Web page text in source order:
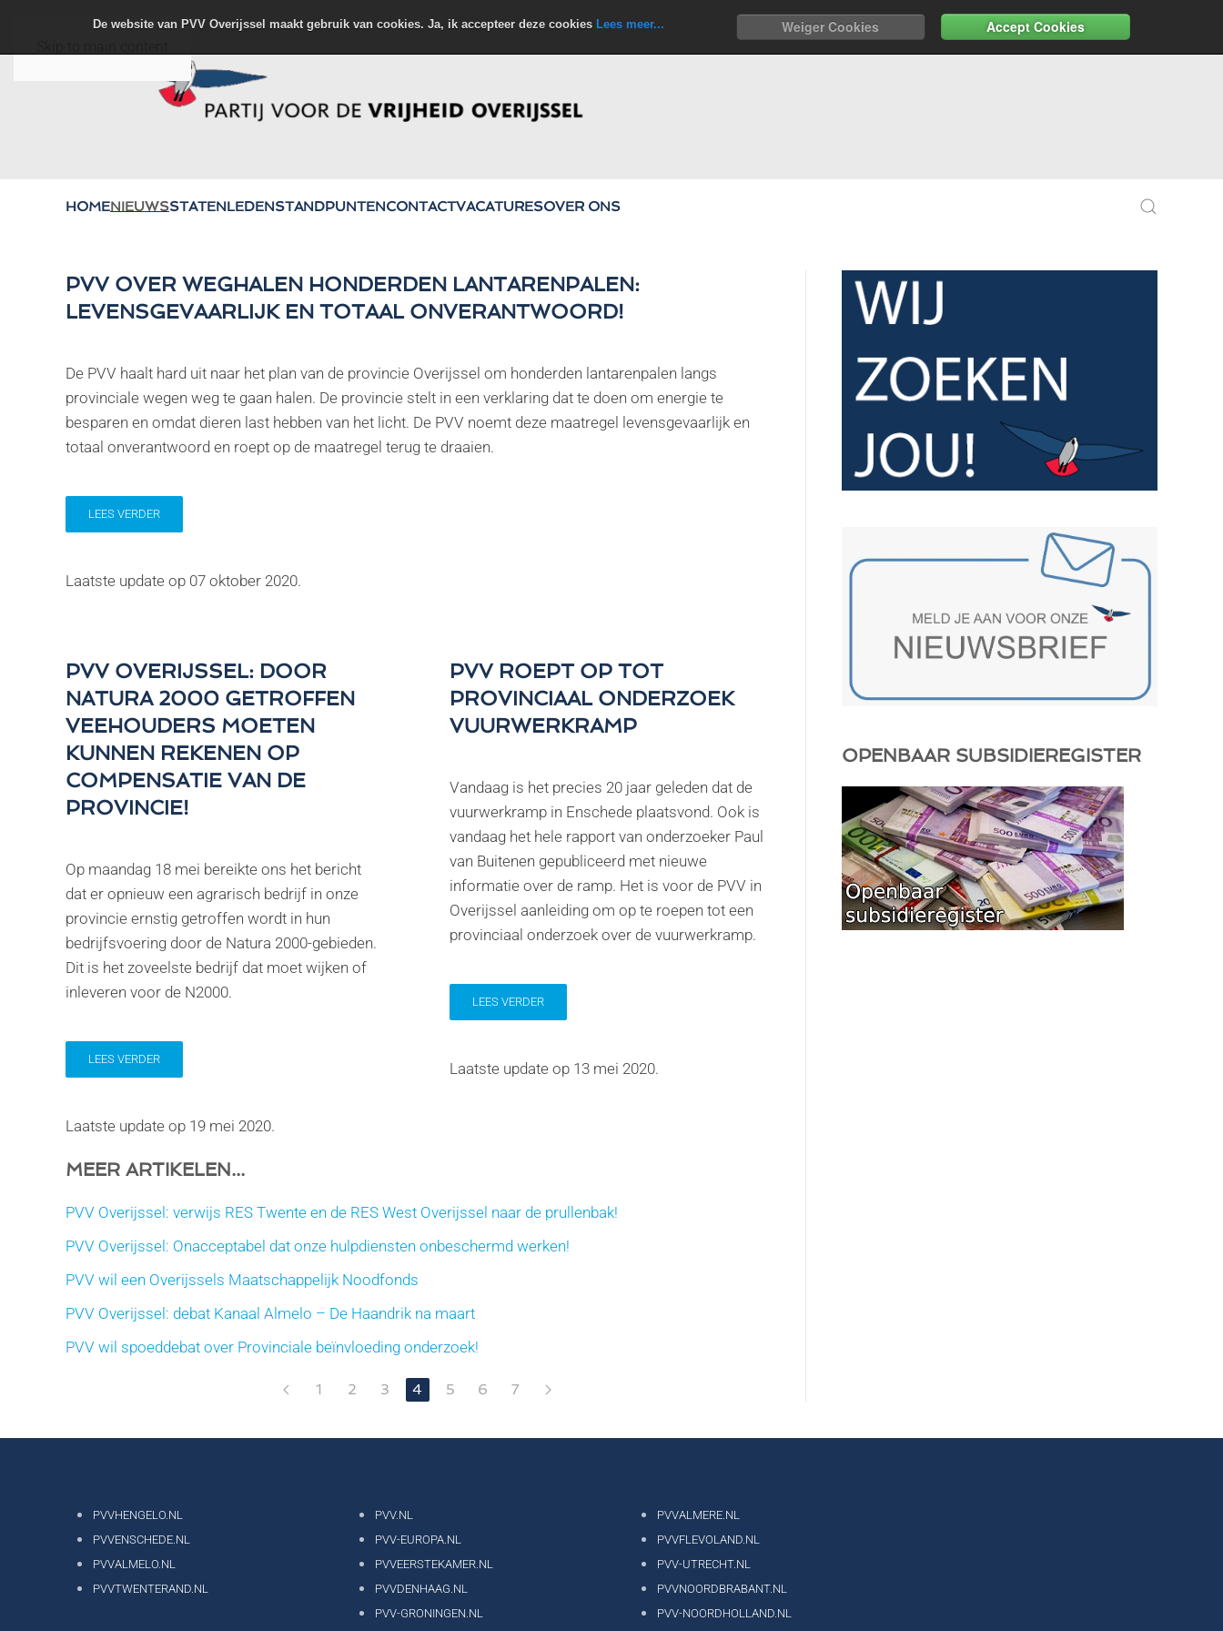
De website van PVV Overijssel maakt gebruik van cookies. Ja, ik accepteer deze cookies Lees meer... Weiger Cookies Accept Cookies
HOMENIEUWSSTATENLEDENSTANDPUNTENCONTACTVACATURESOVER ONS
PVV OVER WEGHALEN HONDERDEN LANTARENPALEN:
LEVENSGEVAARLIJK EN TOTAAL ONVERANTWOORD!
De PVV haalt hard uit naar het plan van de provincie Overijssel om honderden lantarenpalen langs
provinciale wegen weg te gaan halen. De provincie stelt in een verklaring dat te doen om energie te
besparen en omdat dieren last hebben van het licht. De PVV noemt deze maatregel levensgevaarlijk en
totaal onverantwoord en roept op de maatregel terug te draaien.
LEES VERDER
Laatste update op 07 oktober 2020.
PVV OVERIJSSEL: DOOR
NATURA 2000 GETROFFEN
VEEHOUDERS MOETEN
KUNNEN REKENEN OP
COMPENSATIE VAN DE
PROVINCIE!
Op maandag 18 mei bereikte ons het bericht
dat er opnieuw een agrarisch bedrijf in onze
provincie ernstig getroffen wordt in hun
bedrijfsvoering door de Natura 2000-gebieden.
Dit is het zoveelste bedrijf dat moet wijken of
inleveren voor de N2000.
LEES VERDER
Laatste update op 19 mei 2020.
PVV ROEPT OP TOT
PROVINCIAAL ONDERZOEK
VUURWERKRAMP
Vandaag is het precies 20 jaar geleden dat de
vuurwerkramp in Enschede plaatsvond. Ook is
vandaag het hele rapport van onderzoeker Paul
van Buitenen gepubliceerd met nieuwe
informatie over de ramp. Het is voor de PVV in
Overijssel aanleiding om op te roepen tot een
provinciaal onderzoek over de vuurwerkramp.
LEES VERDER
Laatste update op 13 mei 2020.
MEER ARTIKELEN...
PVV Overijssel: verwijs RES Twente en de RES West Overijssel naar de prullenbak!
PVV Overijssel: Onacceptabel dat onze hulpdiensten onbeschermd werken!
PVV wil een Overijssels Maatschappelijk Noodfonds
PVV Overijssel: debat Kanaal Almelo – De Haandrik na maart
PVV wil spoeddebat over Provinciale beïnvloeding onderzoek!
1 2 3 4 5 6 7
OPENBAAR SUBSIDIEREGISTER
PVVHENGELO.NL
PVVENSCHEDE.NL
PVVALMELO.NL
PVVTWENTERAND.NL
PVV.NL
PVV-EUROPA.NL
PVVEERSTEKAMER.NL
PVVDENHAAG.NL
PVV-GRONINGEN.NL
PVVALMERE.NL
PVVFLEVOLAND.NL
PVV-UTRECHT.NL
PVVNOORDBRABANT.NL
PVV-NOORDHOLLAND.NL